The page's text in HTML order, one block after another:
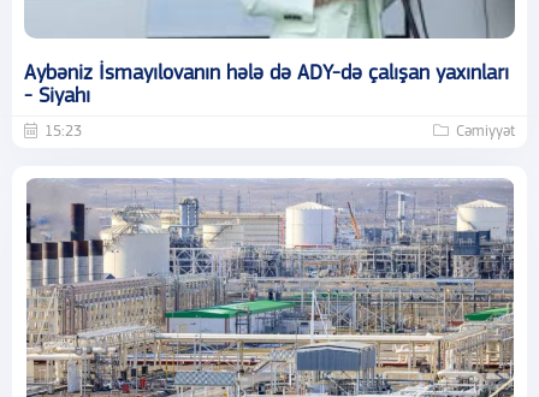
Aybəniz İsmayılovanın hələ də ADY-də çalışan yaxınları
- Siyahı
15:23 Cəmiyyət